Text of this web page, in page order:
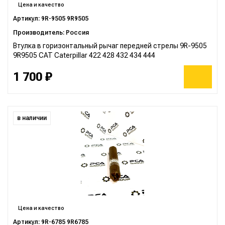
Цена и качество
Артикул: 9R-9505 9R9505
Производитель: Россия
Втулка в горизонтальный рычаг передней стрелы 9R-9505
9R9505 CAT Caterpillar 422 428 432 434 444
1 700 ₽
в наличии
Цена и качество
Артикул: 9R-6785 9R6785